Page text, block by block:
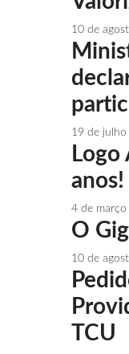
10 de
19 de
Logo
anos!
4 de
O
10 de
TCU